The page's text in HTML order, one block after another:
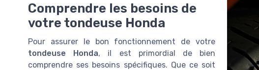
Comprendre les besoins de
votre tondeuse Honda
Pour assurer le bon fonctionnement de votre
tondeuse Honda, il est primordial de bien
comprendre ses besoins spécifiques. Que ce soit